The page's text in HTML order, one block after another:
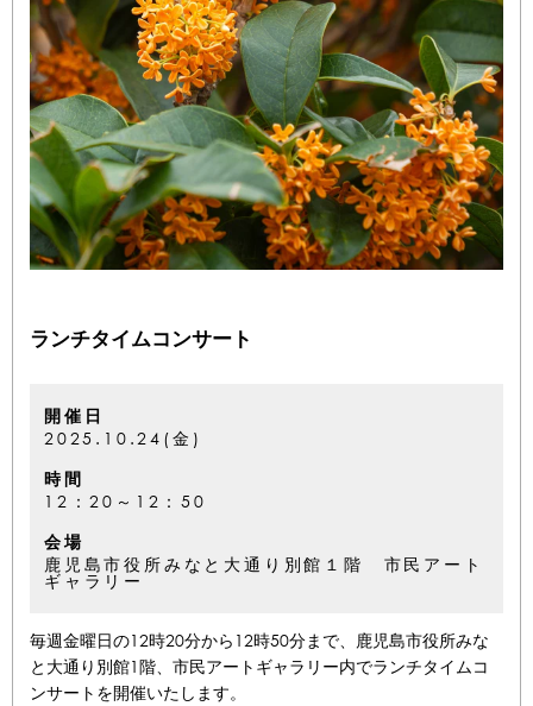
ランチタイムコンサート
開催日
2025.10.24(金)
時間
12：20～12：50
会場
鹿児島市役所みなと大通り別館１階 市民アート
ギャラリー
毎週金曜日の12時20分から12時50分まで、鹿児島市役所みな
と大通り別館1階、市民アートギャラリー内でランチタイムコ
ンサートを開催いたします。